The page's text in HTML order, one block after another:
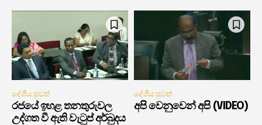
දේශීය පුවත්
රජයේ ඉහළ තනතුරුවල
උද්ගත වී ඇති වැටුප් අර්බුදය
දේශීය පුවත්
අපි වෙනුවෙන් අපි (VIDEO)